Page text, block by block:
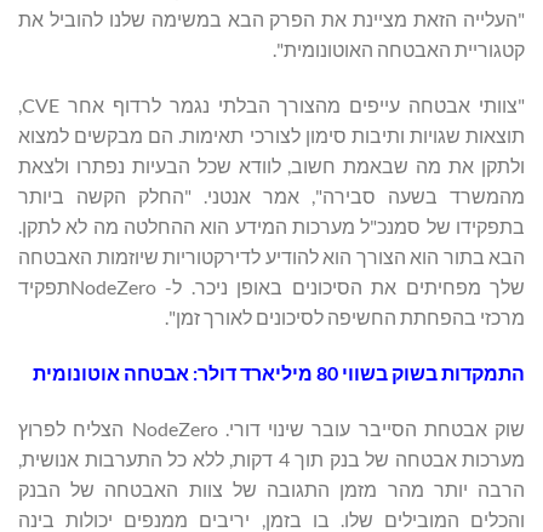
"העלייה הזאת מציינת את הפרק הבא במשימה שלנו להוביל את
קטגוריית האבטחה האוטונומית".
"צוותי אבטחה עייפים מהצורך הבלתי נגמר לרדוף אחר CVE,
תוצאות שגויות ותיבות סימון לצורכי תאימות. הם מבקשים למצוא
ולתקן את מה שבאמת חשוב, לוודא שכל הבעיות נפתרו ולצאת
מהמשרד בשעה סבירה", אמר אנטני. "החלק הקשה ביותר
בתפקידו של סמנכ"ל מערכות המידע הוא ההחלטה מה לא לתקן.
הבא בתור הוא הצורך הוא להודיע לדירקטוריות שיוזמות האבטחה
שלך מפחיתים את הסיכונים באופן ניכר. ל- NodeZeroתפקיד
מרכזי בהפחתת החשיפה לסיכונים לאורך זמן".
התמקדות בשוק בשווי 80 מיליארד דולר: אבטחה אוטונומית
שוק אבטחת הסייבר עובר שינוי דורי. NodeZero הצליח לפרוץ
מערכות אבטחה של בנק תוך 4 דקות, ללא כל התערבות אנושית,
הרבה יותר מהר מזמן התגובה של צוות האבטחה של הבנק
והכלים המובילים שלו. בו בזמן, יריבים ממנפים יכולות בינה